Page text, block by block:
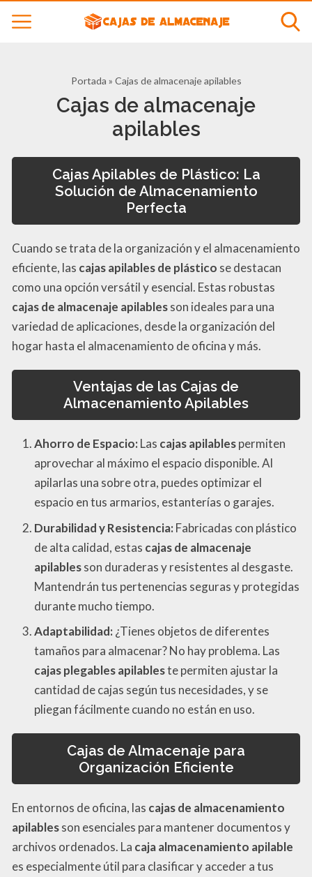
Portada » Cajas de almacenaje apilables
Cajas de almacenaje
apilables
Cajas Apilables de Plástico: La
Solución de Almacenamiento
Perfecta
Cuando se trata de la organización y el almacenamiento
eficiente, las cajas apilables de plástico se destacan
como una opción versátil y esencial. Estas robustas
cajas de almacenaje apilablesson ideales para una
variedad de aplicaciones, desde la organización del
hogar hasta el almacenamiento de oficina y más.
Ventajas de las Cajas de
Almacenamiento Apilables
Ahorro de Espacio: Las cajas apilablespermiten
aprovechar al máximo el espacio disponible. Al
apilarlas una sobre otra, puedes optimizar el
espacio en tus armarios, estanterías o garajes.
Durabilidad y Resistencia: Fabricadas con plástico
de alta calidad, estas cajas de almacenaje
apilablesson duraderas y resistentes al desgaste.
Mantendrán tus pertenencias seguras y protegidas
durante mucho tiempo.
Adaptabilidad: ¿Tienes objetos de diferentes
tamaños para almacenar? No hay problema. Las
cajas plegables apilableste permiten ajustar la
cantidad de cajas según tus necesidades, y se
pliegan fácilmente cuando no están en uso.
Cajas de Almacenaje para
Organización Eficiente
En entornos de oficina, las cajas de almacenamiento
apilablesson esenciales para mantener documentos y
archivos ordenados. La caja almacenamiento apilable
es especialmente útil para clasificar y acceder a tus